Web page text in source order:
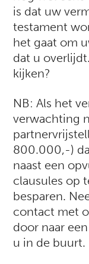
is dat uw
testament
het gaat om
dat u
kijken?
NB: Als het
verwachting
800.000,-)
naast een
clausules op
besparen.
contact met
door naar
u in de buurt.